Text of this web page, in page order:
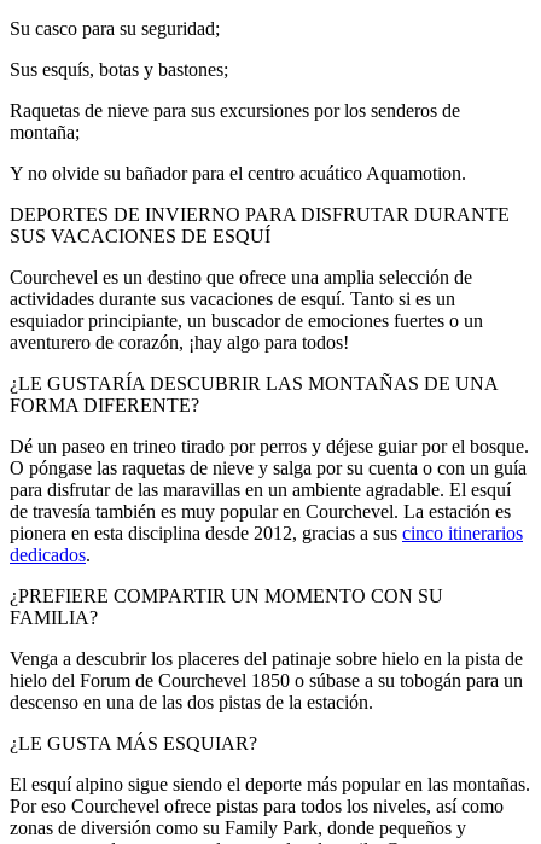
Su casco para su seguridad;
Sus esquís, botas y bastones;
Raquetas de nieve para sus excursiones por los senderos de
montaña;
Y no olvide su bañador para el centro acuático Aquamotion.
DEPORTES DE INVIERNO PARA DISFRUTAR DURANTE
SUS VACACIONES DE ESQUÍ
Courchevel es un destino que ofrece una amplia selección de
actividades durante sus vacaciones de esquí. Tanto si es un
esquiador principiante, un buscador de emociones fuertes o un
aventurero de corazón, ¡hay algo para todos!
¿LE GUSTARÍA DESCUBRIR LAS MONTAÑAS DE UNA
FORMA DIFERENTE?
Dé un paseo en trineo tirado por perros y déjese guiar por el bosque.
O póngase las raquetas de nieve y salga por su cuenta o con un guía
para disfrutar de las maravillas en un ambiente agradable. El esquí
de travesía también es muy popular en Courchevel. La estación es
pionera en esta disciplina desde 2012, gracias a sus cinco itinerarios
dedicados.
¿PREFIERE COMPARTIR UN MOMENTO CON SU
FAMILIA?
Venga a descubrir los placeres del patinaje sobre hielo en la pista de
hielo del Forum de Courchevel 1850 o súbase a su tobogán para un
descenso en una de las dos pistas de la estación.
¿LE GUSTA MÁS ESQUIAR?
El esquí alpino sigue siendo el deporte más popular en las montañas.
Por eso Courchevel ofrece pistas para todos los niveles, así como
zonas de diversión como su Family Park, donde pequeños y